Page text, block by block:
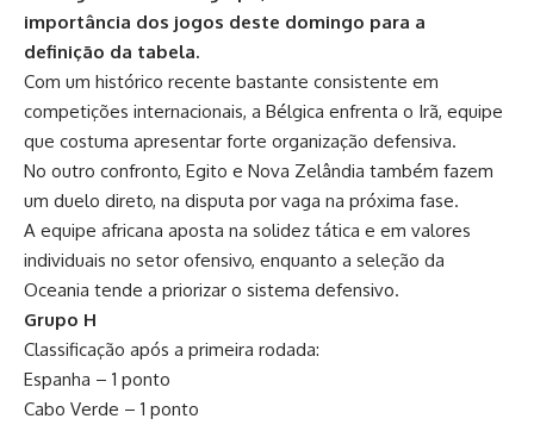
importância dos jogos deste domingo para a
definição da tabela.
Com um histórico recente bastante consistente em
competições internacionais, a Bélgica enfrenta o Irã, equipe
que costuma apresentar forte organização defensiva.
No outro confronto, Egito e Nova Zelândia também fazem
um duelo direto, na disputa por vaga na próxima fase.
A equipe africana aposta na solidez tática e em valores
individuais no setor ofensivo, enquanto a seleção da
Oceania tende a priorizar o sistema defensivo.
Grupo H
Classificação após a primeira rodada:
Espanha – 1 ponto
Cabo Verde – 1 ponto